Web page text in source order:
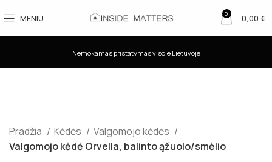
MENIU 0 0,00 €
Nemokamas pristatymas visoje Lietuvoje
Pradžia Kėdės
Valgomojo kėdės
Valgomojo kėdė Orvella, balinto ąžuolo/smėlio